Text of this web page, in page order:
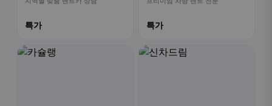
특가 특가